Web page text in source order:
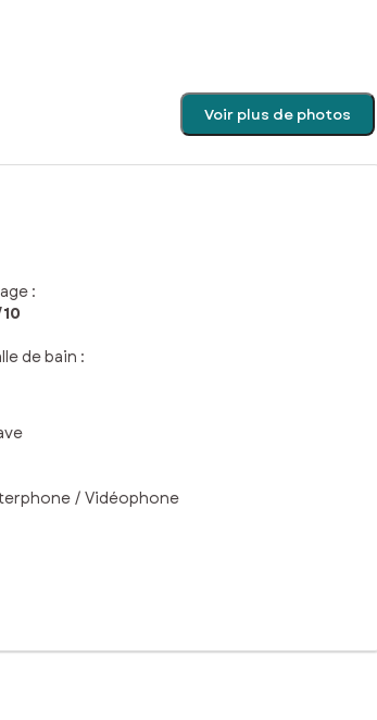
Voir plus de photos
:
de bain :
/ Vidéophone